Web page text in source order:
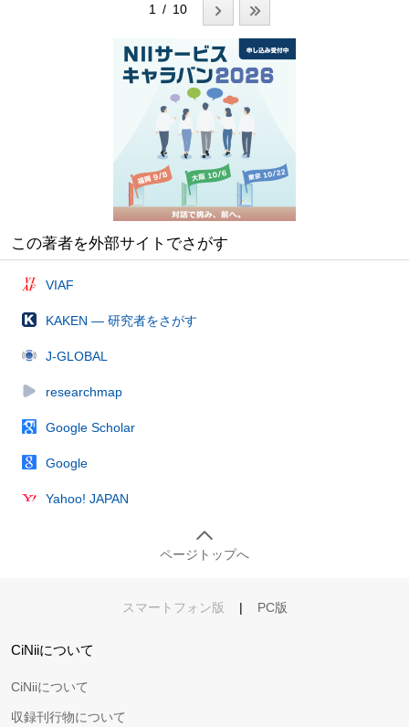
1 / 10
この著者を外部サイトでさがす
VIAF
KAKEN — 研究者をさがす
J-GLOBAL
researchmap
Google Scholar
Google
Yahoo! JAPAN
ページトップへ
スマートフォン版 | PC版
CiNiiについて
CiNiiについて
収録刊行物について